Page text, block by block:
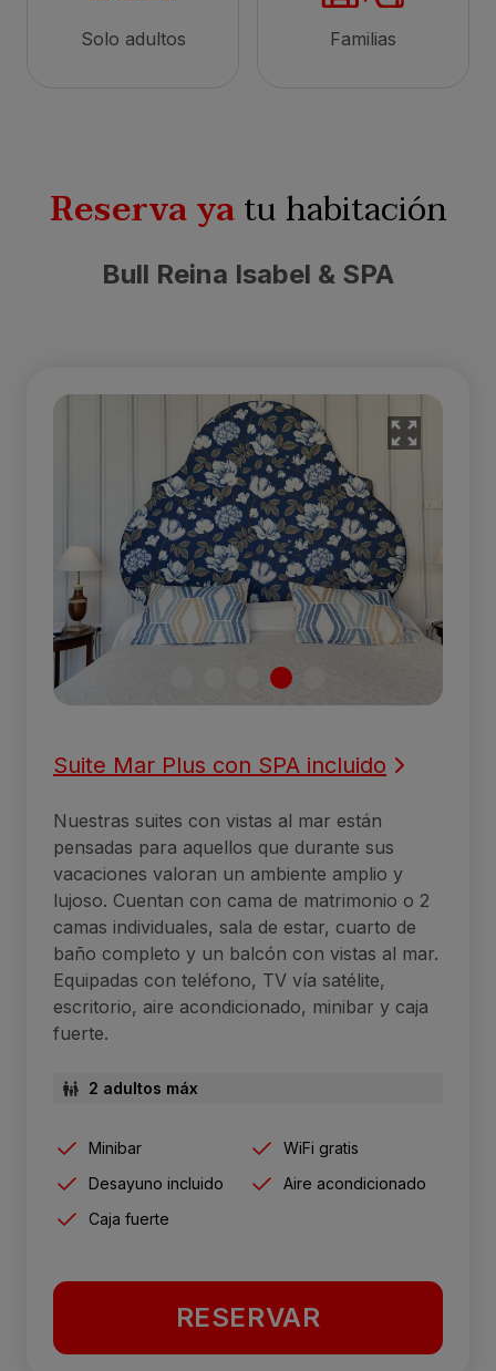
Solo adultos Familias
Reserva yatu habitación
Bull Reina Isabel & SPA
Suite Mar Plus con SPA incluido
Nuestras suites con vistas al mar están
pensadas para aquellos que durante sus
vacaciones valoran un ambiente amplio y
lujoso. Cuentan con cama de matrimonio o 2
camas individuales, sala de estar, cuarto de
baño completo y un balcón con vistas al mar.
Equipadas con teléfono, TV vía satélite,
escritorio, aire acondicionado, minibar y caja
fuerte.
2 adultos máx
Minibar
WiFi gratis
Desayuno incluido
Aire acondicionado
Caja fuerte
RESERVAR